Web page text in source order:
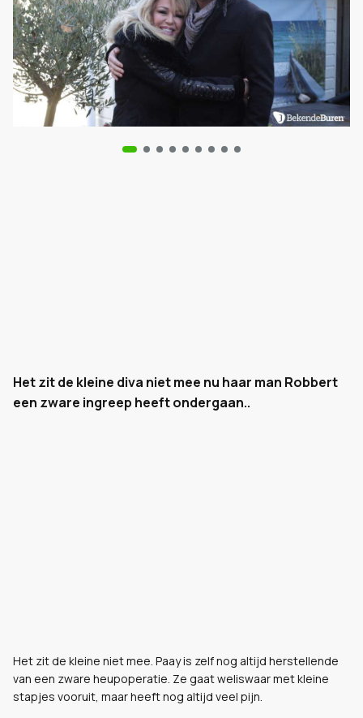
Het zit de kleine diva niet mee nu haar man Robbert
een zware ingreep heeft ondergaan..
Het zit de kleine niet mee. Paay is zelf nog altijd herstellende
van een zware heupoperatie. Ze gaat weliswaar met kleine
stapjes vooruit, maar heeft nog altijd veel pijn.